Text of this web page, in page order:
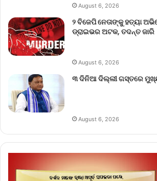
August 6, 2026
୨ ବିଜେପି ନେତାଙ୍କୁ ହତ୍ୟା
ଡ୍ରାଇଭର ଅଟକ, ତଦନ୍ତ ଜାରି
August 6, 2026
୩ ଦିନିଆ ଦିଲ୍ଲୀ ଗସ୍ତରେ
August 6, 2026